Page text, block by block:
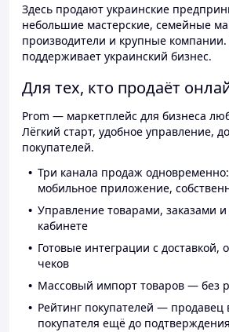
Здесь продают украинские
небольшие мастерские, семейные
производители и крупные
поддерживает украинский бизнес.
Для тех, кто продаёт
Prom — маркетплейс для бизнеса
Лёгкий старт, удобное управление,
покупателей.
Три канала продаж
мобильное приложение,
Управление товарами, заказами
кабинете
Готовые интеграции с доставкой,
чеков
Массовый импорт товаров — без
Рейтинг покупателей — продавец
покупателя ещё до